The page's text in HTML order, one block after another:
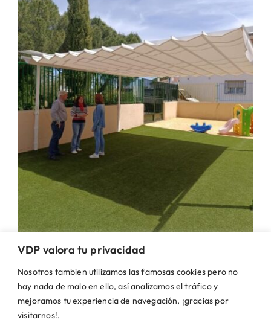
VDP valora tu privacidad
Nosotros tambien utilizamos las famosas cookies pero no
hay nada de malo en ello, así analizamos el tráfico y
mejoramos tu experiencia de navegación, ¡gracias por
visitarnos!.
El Ayuntamiento instala un toldo
pérgola en el patio de la Casita de
Niños